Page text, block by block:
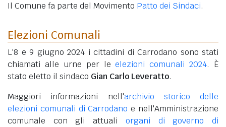
Il Comune fa parte del Movimento Patto dei Sindaci.
Elezioni Comunali
L'8 e 9 giugno 2024 i cittadini di Carrodano sono stati
chiamati alle urne per leelezioni comunali 2024. È
stato eletto il sindaco Gian Carlo Leveratto.
Maggiori informazioni nell'archivio storico delle
elezioni comunali di Carrodano e nell'Amministrazione
comunale con gli attuali organi di governo di